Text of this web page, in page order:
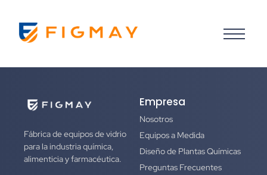
Fábrica de equipos de vidrio
para la industria química,
alimenticia y farmacéutica.
Empresa
Nosotros
Equipos a Medida
Diseño de Plantas Químicas
Preguntas Frecuentes